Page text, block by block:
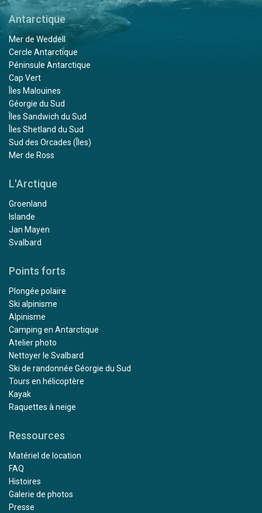
Antarctique
Mer de Weddell
Cercle Antarctique
Péninsule Antarctique
Cap Vert
Îles Malouines
Géorgie du Sud
Îles Sandwich du Sud
Îles Shetland du Sud
Sud des Orcades (Îles)
Mer de Ross
L'Arctique
Groenland
Islande
Jan Mayen
Svalbard
Points forts
Plongée polaire
Ski alpinisme
Alpinisme
Camping en Antarctique
Atelier photo
Nettoyer le Svalbard
Ski de randonnée Géorgie du Sud
Tours en hélicoptère
Kayak
Raquettes à neige
Ressources
Matériel de location
FAQ
Histoires
Galerie de photos
Presse